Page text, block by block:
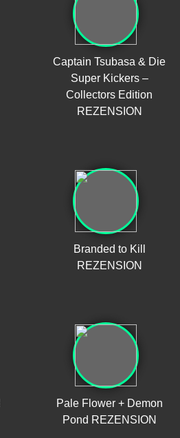
Captain Tsubasa & Die
Super Kickers –
Collectors Edition
REZENSION
Branded to Kill
REZENSION
Pale Flower + Demon
Pond REZENSION